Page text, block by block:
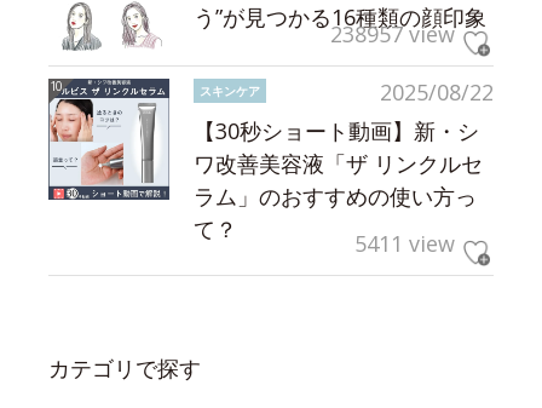
う”が見つかる16種類の顔印象
238957 view
2025/08/22
スキンケア
【30秒ショート動画】新・シ
ワ改善美容液「ザ リンクルセ
ラム」のおすすめの使い方っ
て？
5411 view
カテゴリで探す